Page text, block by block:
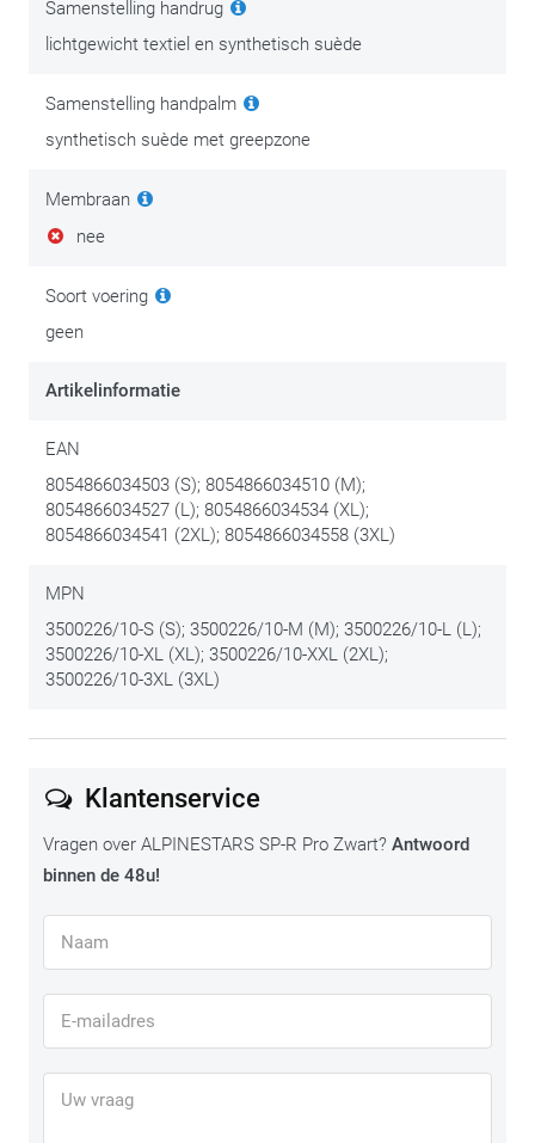
Samenstelling handrug
lichtgewicht textiel en synthetisch suède
Samenstelling handpalm
synthetisch suède met greepzone
Membraan
nee
Soort voering
geen
Artikelinformatie
EAN
8054866034503 (S); 8054866034510 (M);
8054866034527 (L); 8054866034534 (XL);
8054866034541 (2XL); 8054866034558 (3XL)
MPN
3500226/10-S (S); 3500226/10-M (M); 3500226/10-L (L);
3500226/10-XL (XL); 3500226/10-XXL (2XL);
3500226/10-3XL (3XL)
Klantenservice
Vragen over ALPINESTARS SP-R Pro Zwart? Antwoord
binnen de 48u!